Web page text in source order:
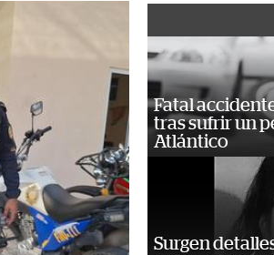
Fatal
tras sufrir un
Atlántico
Surgen